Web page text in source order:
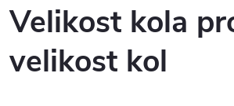
Velikost kola
velikost kol